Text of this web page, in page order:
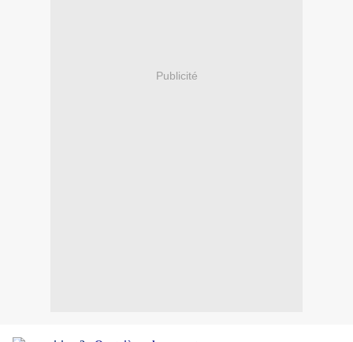
Publicité